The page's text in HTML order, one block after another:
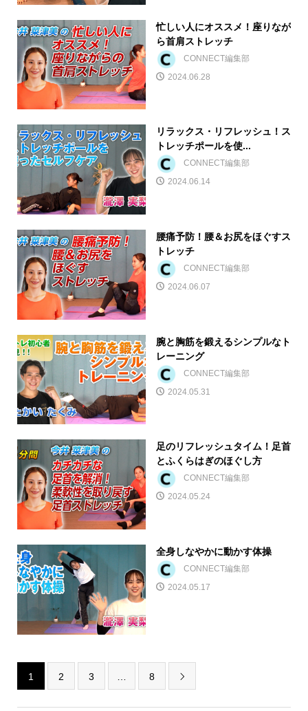
忙しい人にオススメ！座りなが
ら首肩ストレッチ
CONNECT編集部
2024.06.28
リラックス・リフレッシュ！ス
トレッチポールを使...
CONNECT編集部
2024.06.14
腰痛予防！腰＆お尻をほぐすス
トレッチ
CONNECT編集部
2024.06.07
腕と胸筋を鍛えるシンプルなト
レーニング
CONNECT編集部
2024.05.31
足のリフレッシュタイム！足首
とふくらはぎのほぐし方
CONNECT編集部
2024.05.24
全身しなやかに動かす体操
CONNECT編集部
2024.05.17
1 2 3 8 